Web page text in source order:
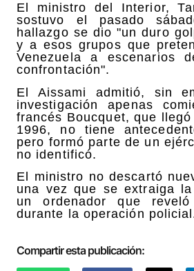
El ministro del Interior,
sostuvo el pasado
hallazgo se dio "un duro
y a esos grupos que
Venezuela a escenarios
confrontación".
El Aissami admitió, sin
investigación apenas
francés Boucquet, que
1996, no tiene
pero formó parte de un
no identificó.
El ministro no descartó
una vez que se extraiga
un ordenador que
durante la operación
Compartir esta publicación: